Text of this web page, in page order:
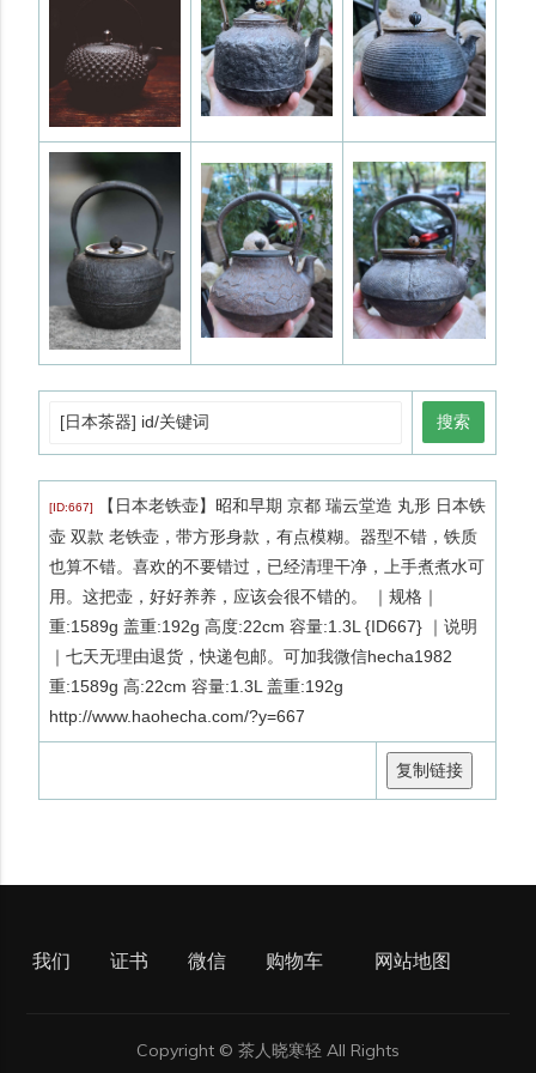
搜索
[ID:667]
【日本老铁壶】昭和早期 京都 瑞云堂造 丸形 日本铁
壶 双款 老铁壶，带方形身款，有点模糊。器型不错，铁质
也算不错。喜欢的不要错过，已经清理干净，上手煮煮水可
用。这把壶，好好养养，应该会很不错的。 ｜规格｜
重:1589g 盖重:192g 高度:22cm 容量:1.3L {ID667} ｜说明
｜七天无理由退货，快递包邮。可加我微信hecha1982
重:1589g 高:22cm 容量:1.3L 盖重:192g
http://www.haohecha.com/?y=667
复制链接
我们 证书 微信 购物车 网站地图
Copyright © 茶人晓寒轻 All Rights